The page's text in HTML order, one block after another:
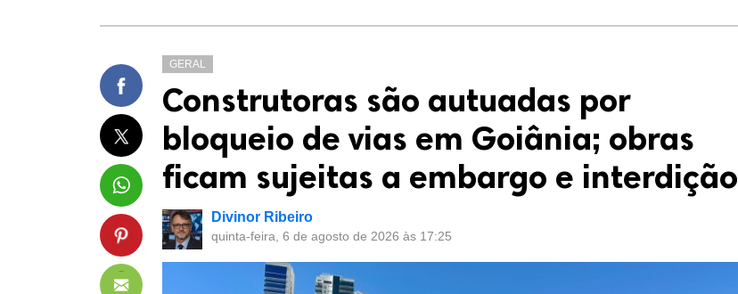
GERAL
Construtoras são autuadas por
bloqueio de vias em Goiânia; obras
ficam sujeitas a embargo e interdição
Divinor Ribeiro
quinta-feira, 6 de agosto de 2026 às 17:25